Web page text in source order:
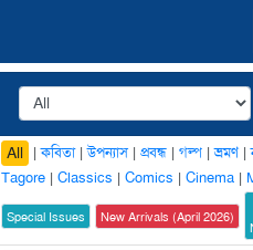
All |কবিতা|উপন্যাস| প্রবন্ধ | গল্প |ভ্রমণ|
Tagore | Classics | Comics | Cinema |
Special Issues New Arrivals (April 2026)